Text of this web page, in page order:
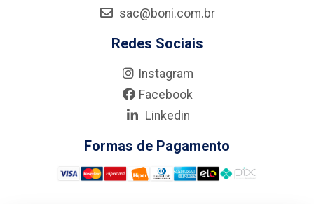
sac@boni.com.br
Redes Sociais
Instagram
Facebook
Linkedin
Formas de Pagamento